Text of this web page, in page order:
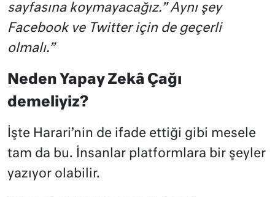
sayfasına koymayacağız.” Aynı şey
Facebook ve Twitter için de geçerli
olmalı.”
Neden Yapay Zekâ Çağı
demeliyiz?
İşte Harari’nin de ifade ettiği gibi mesele
tam da bu. İnsanlar platformlara bir şeyler
yazıyor olabilir.